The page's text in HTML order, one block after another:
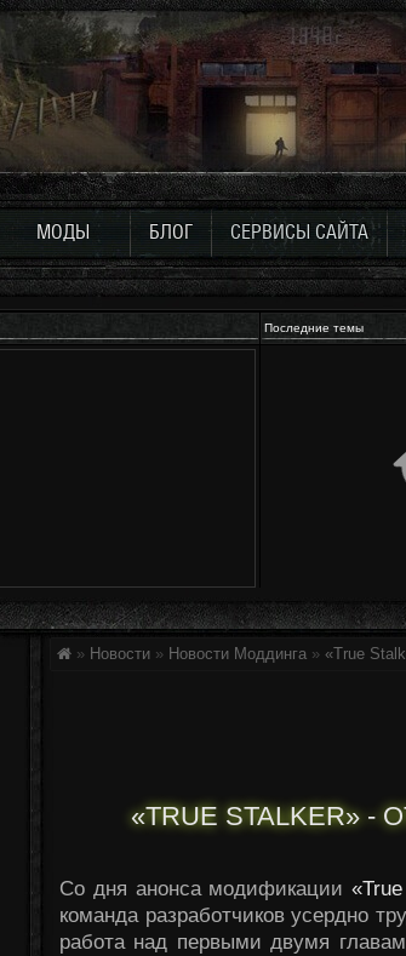
МОДЫ БЛОГ СЕРВИСЫ САЙТА
Последние темы
» Новости » Новости Моддинга » «True
«TRUE STALKER»
Со дня анонса модификации
команда разработчиков усердно
работа над первыми двумя